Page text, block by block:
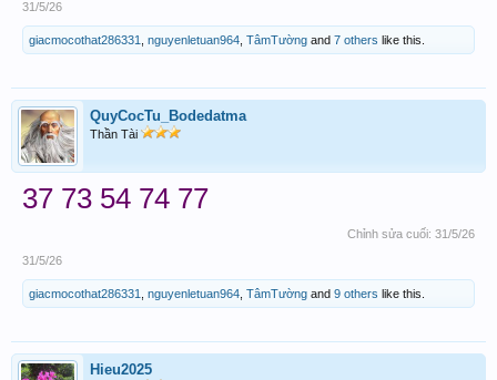
31/5/26
giacmocothat286331 nguyenletuan964 TâmTường and 7 others like this.
QuyCocTu_Bodedatma
Thần Tài
37 73 54 74 77
Chỉnh sửa cuối: 31/5/26
31/5/26
giacmocothat286331 nguyenletuan964 TâmTường and 9 others like this.
Hieu2025